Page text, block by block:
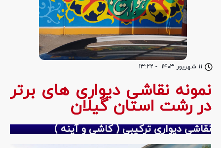
۱۱ شهریور ۱۴۰۳ - ۱۳:۲۲
نمونه نقاشی دیواری های برتر
در رشت استان گیلان
نقاشی دیواری ترکیبی ( کاشی و آینه )